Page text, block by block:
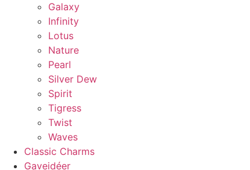
Galaxy
Infinity
Lotus
Nature
Pearl
Silver Dew
Spirit
Tigress
Twist
Waves
Classic Charms
Gaveidéer